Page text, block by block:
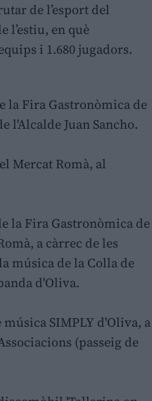
de l’esport del
l’estiu, en què
i 1.680 jugadors.
la Fira Gastronòmica de
l'Alcalde Juan Sancho.
Mercat Romà, al
la Fira Gastronòmica de
a càrrec de les
música de la Colla de
d'Oliva.
SIMPLY d'Oliva, a
(passeig de